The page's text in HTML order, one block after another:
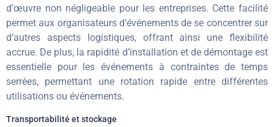
d’œuvre non négligeable pour les entreprises. Cette facilité
permet aux organisateurs d’événements de se concentrer sur
d’autres aspects logistiques, offrant ainsi une flexibilité
accrue. De plus, la rapidité d’installation et de démontage est
essentielle pour les événements à contraintes de temps
serrées, permettant une rotation rapide entre différentes
utilisations ou événements.
Transportabilité et stockage